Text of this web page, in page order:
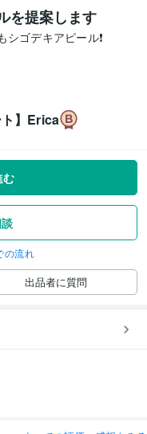
を提案します
シゴデキアピール❗️
ト】Erica
む
の流れ
出品者に質問